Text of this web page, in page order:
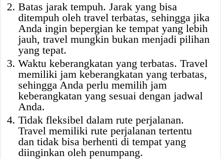
Batas jarak tempuh. Jarak yang bisa
ditempuh oleh travel terbatas, sehingga jika
Anda ingin bepergian ke tempat yang lebih
jauh, travel mungkin bukan menjadi pilihan
yang tepat.
Waktu keberangkatan yang terbatas. Travel
memiliki jam keberangkatan yang terbatas,
sehingga Anda perlu memilih jam
keberangkatan yang sesuai dengan jadwal
Anda.
Tidak fleksibel dalam rute perjalanan.
Travel memiliki rute perjalanan tertentu
dan tidak bisa berhenti di tempat yang
diinginkan oleh penumpang.